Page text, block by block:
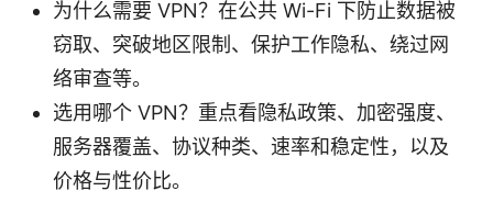
为什么需要 VPN？在公共 Wi-Fi 下防止数据被
窃取、突破地区限制、保护工作隐私、绕过网
络审查等。
选用哪个 VPN？重点看隐私政策、加密强度、
服务器覆盖、协议种类、速率和稳定性，以及
价格与性价比。